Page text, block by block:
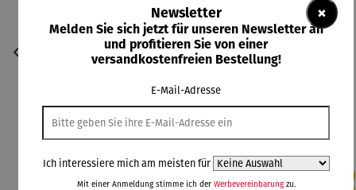
×
Newsletter
Melden Sie sich jetzt für unseren Newsletter an
und profitieren Sie von einer
versandkostenfreien Bestellung!
E-Mail-Adresse
Ich interessiere mich am meisten für
Mit einer Anmeldung stimme ich der Werbevereinbarungzu.